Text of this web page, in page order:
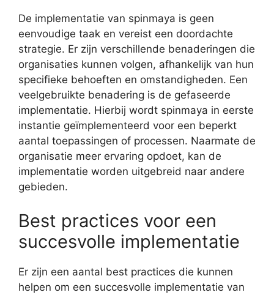
De implementatie van spinmaya is geen
eenvoudige taak en vereist een doordachte
strategie. Er zijn verschillende benaderingen die
organisaties kunnen volgen, afhankelijk van hun
specifieke behoeften en omstandigheden. Een
veelgebruikte benadering is de gefaseerde
implementatie. Hierbij wordt spinmaya in eerste
instantie geïmplementeerd voor een beperkt
aantal toepassingen of processen. Naarmate de
organisatie meer ervaring opdoet, kan de
implementatie worden uitgebreid naar andere
gebieden.
Best practices voor een
succesvolle implementatie
Er zijn een aantal best practices die kunnen
helpen om een succesvolle implementatie van